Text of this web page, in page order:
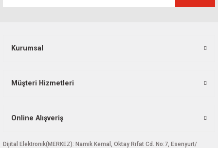
Kurumsal
Müşteri Hizmetleri
Online Alışveriş
Dijital Elektronik(MERKEZ): Namık Kemal, Oktay Rıfat Cd. No:7, Esenyurt/